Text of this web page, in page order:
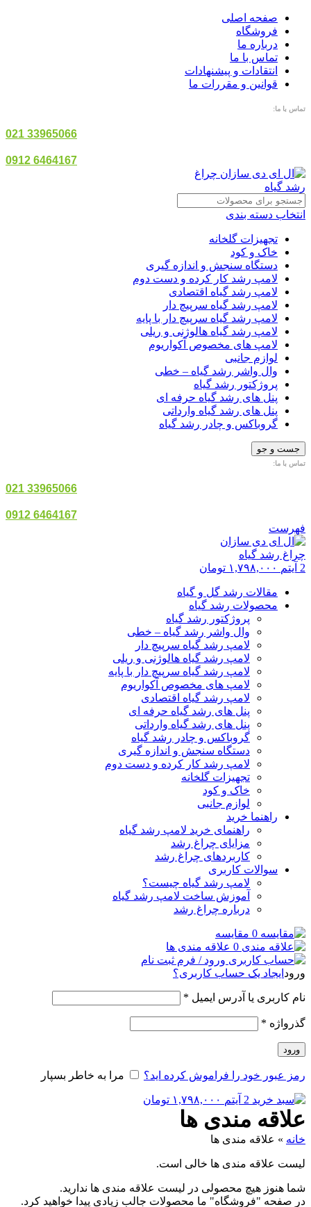
صفحه اصلی
فروشگاه
درباره ما
تماس با ما
انتقادات و پیشنهادات
قوانین و مقررات ما
تماس با ما:
33965066 021
6464167 0912
انتخاب دسته بندی
تجهیزات گلخانه
خاک و کود
دستگاه سنجش و اندازه گیری
لامپ رشد کار کرده و دست دوم
لامپ رشد گیاه اقتصادی
لامپ رشد گیاه سرپیچ دار
لامپ رشد گیاه سرپیچ دار با پایه
لامپ رشد گیاه هالوژنی و ریلی
لامپ های مخصوص آکواریوم
لوازم جانبی
وال واشر رشد گیاه – خطی
پروژکتور رشد گیاه
پنل های رشد گیاه حرفه ای
پنل های رشد گیاه وارداتی
گروباکس و چادر رشد گیاه
جست و جو
تماس با ما:
33965066 021
6464167 0912
فهرست
2 آیتم ۱,۷۹۸,۰۰۰ تومان
مقالات رشد گل و گیاه
محصولات رشد گیاه
پروژکتور رشد گیاه
وال واشر رشد گیاه – خطی
لامپ رشد گیاه سرپیچ دار
لامپ رشد گیاه هالوژنی و ریلی
لامپ رشد گیاه سرپیچ دار با پایه
لامپ های مخصوص آکواریوم
لامپ رشد گیاه اقتصادی
پنل های رشد گیاه حرفه ای
پنل های رشد گیاه وارداتی
گروباکس و چادر رشد گیاه
دستگاه سنجش و اندازه گیری
لامپ رشد کار کرده و دست دوم
تجهیزات گلخانه
خاک و کود
لوازم جانبی
راهنما خرید
راهنمای خرید لامپ رشد گیاه
مزایای چراغ رشد
کاربردهای چراغ رشد
سوالات کاربری
لامپ رشد گیاه چیست؟
آموزش ساخت لامپ رشد گیاه
درباره چراغ رشد
0 مقایسه
0 علاقه مندی ها
ورود / فرم ثبت نام
ورود ایجاد یک حساب کاربری؟
نام کاربری یا آدرس ایمیل *
گذرواژه *
ورود
رمز عبور خود را فراموش کرده اید؟ مرا به خاطر بسپار
2 آیتم ۱,۷۹۸,۰۰۰ تومان
علاقه مندی ها
خانه » علاقه مندی ها
لیست علاقه مندی ها خالی است.
شما هنوز هیچ محصولی در لیست علاقه مندی ها ندارید.
در صفحه "فروشگاه" ما محصولات جالب زیادی پیدا خواهید کرد.